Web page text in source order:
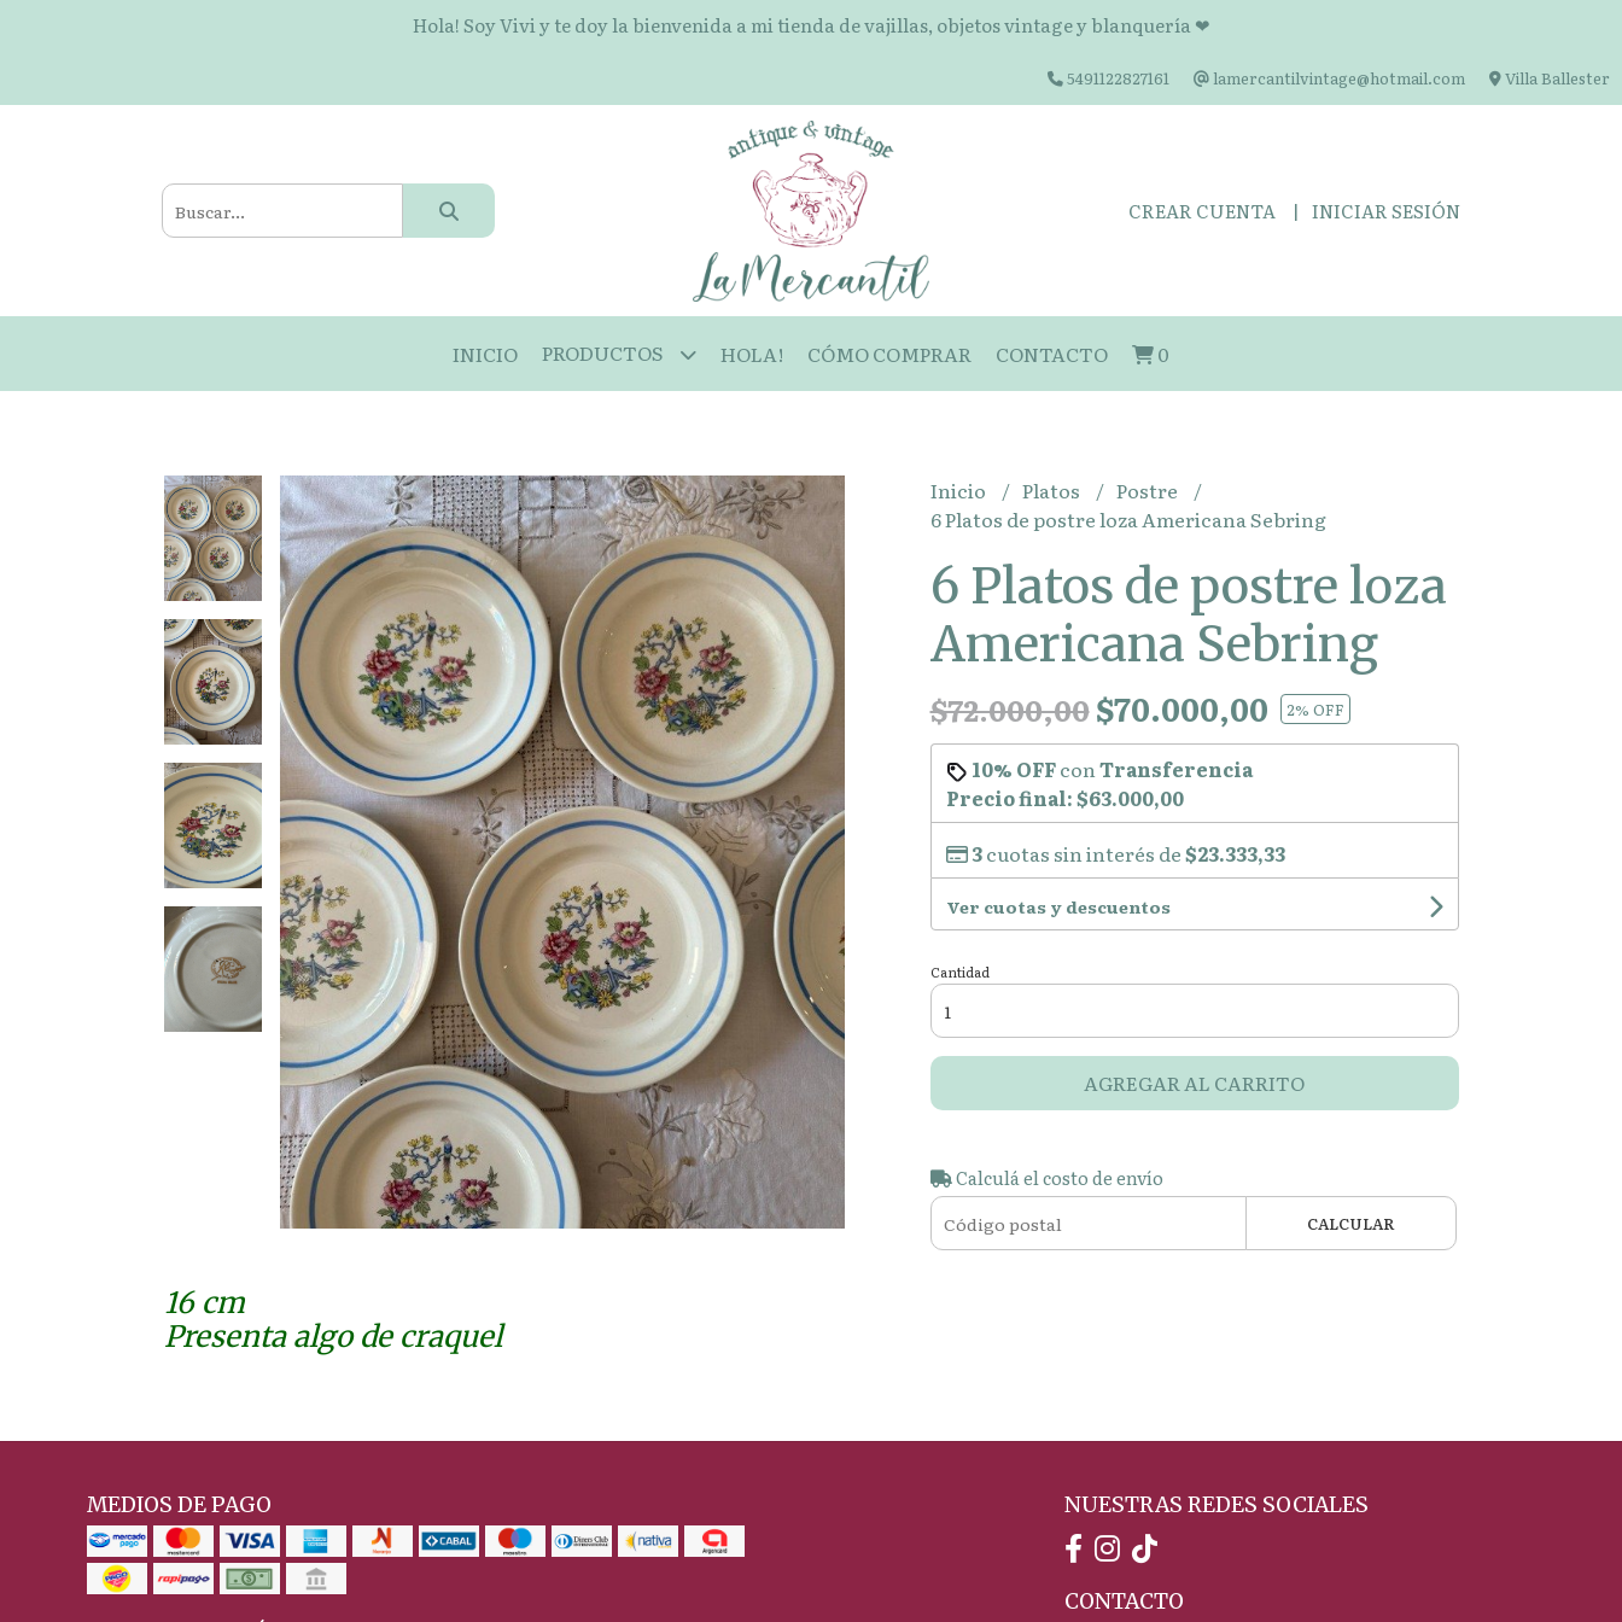
Hola! Soy Vivi y te doy la bienvenida a mi tienda de vajillas, objetos vintage y blanquería ❤
5491122827161 lamercantilvintage@hotmail.com Villa Ballester
CREAR CUENTA INICIAR SESIÓN
INICIO PRODUCTOS HOLA! CÓMO COMPRAR CONTACTO 0
16 cm
Presenta algo de craquel
Inicio Platos
Postre
6 Platos de postre loza Americana Sebring
6 Platos de postre loza
Americana Sebring
$72.000,00$70.000,00 2% OFF
10% OFFconTransferencia
Precio final:$63.000,00
3cuotas sin interés de$23.333,33
Ver cuotas y descuentos
Cantidad
AGREGAR AL CARRITO
Calculá el costo de envío
CALCULAR
MEDIOS DE PAGO NUESTRAS REDES SOCIALES
CONTACTO